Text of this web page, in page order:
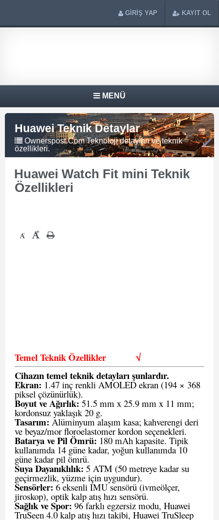
GİRİŞ YAP KAYIT OL
MENÜ
Huawei Teknik Detaylar
Ownerspost.Com Teknoloji detayları ve teknik
özellikleri.
Huawei Watch Fit mini Teknik
Özellikleri
- +
Temel Teknik Özellikler√
Cihazın temel teknik detayları şunlardır.
Ekran: 1.47 inç renkli AMOLED ekran (194 × 368
piksel çözünürlük).
Boyut ve Ağırlık: 51.5 mm x 25.9 mm x 11 mm;
kordonsuz yaklaşık 20 g.
Tasarım: Alüminyum alaşım kasa; kahverengi deri
ve beyaz/mor floroelastomer kordon seçenekleri.
Batarya ve Pil Ömrü: 180 mAh kapasite. Tipik
kullanımda 14 güne kadar, yoğun kullanımda 10
güne kadar pil ömrü.
Suya Dayanıklılık: 5 ATM (50 metreye kadar su
geçirmezlik, yüzme için uygundur).
Sensörler: 6 eksenli IMU sensörü (ivmeölçer,
jiroskop), optik kalp atış hızı sensörü.
Sağlık ve Spor: 96 farklı egzersiz modu, Huawei
TruSeen 4.0 kalp atış hızı takibi, Huawei TruSleep